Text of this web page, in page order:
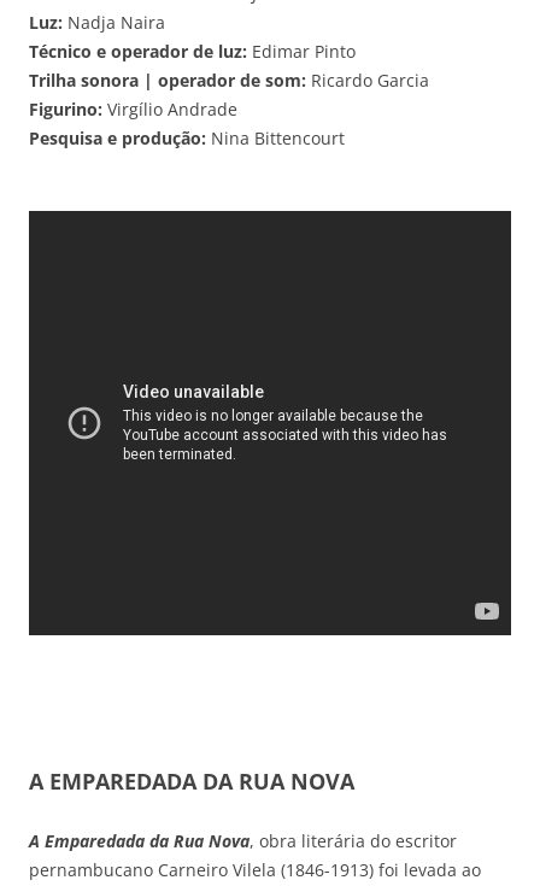
Luz: Nadja Naira
Técnico e operador de luz: Edimar Pinto
Trilha sonora | operador de som: Ricardo Garcia
Figurino: Virgílio Andrade
Pesquisa e produção: Nina Bittencourt
A EMPAREDADA DA RUA NOVA
A Emparedada da Rua Nova, obra literária do escritor
pernambucano Carneiro Vilela (1846-1913) foi levada ao